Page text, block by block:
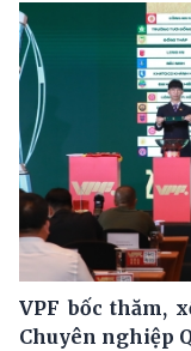
VPF bốc thăm,
Chuyên nghiệp